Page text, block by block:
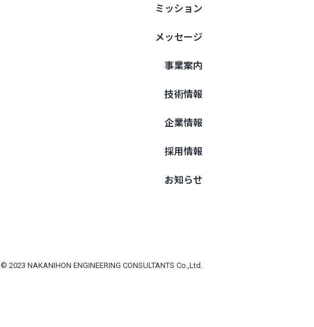
ミッション
メッセージ
事業案内
技術情報
企業情報
採用情報
お知らせ
© 2023 NAKANIHON ENGINEERING CONSULTANTS Co.,Ltd.